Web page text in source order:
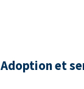
Adoption et